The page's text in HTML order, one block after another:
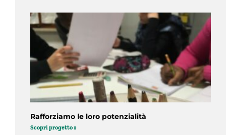
Rafforziamo le loro potenzialità
Scopri progetto »